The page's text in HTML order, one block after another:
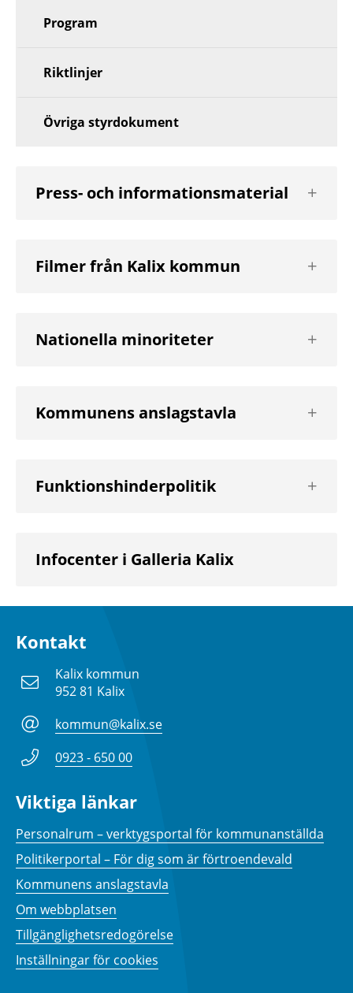
Program
Riktlinjer
Övriga styrdokument
Press- och informationsmaterial
nästa
Filmer från Kalix kommun
nästa
Nationella minoriteter
nästa
Kommunens anslagstavla
nästa
Funktionshinderpolitik
nästa
Infocenter i Galleria Kalix
Kontakt
Kalix kommun
952 81 Kalix
kommun@kalix.se
0923 - 650 00
Viktiga länkar
Personalrum – verktygsportal för kommunanställda
Politikerportal – För dig som är förtroendevald
Kommunens anslagstavla
Om webbplatsen
Tillgänglighetsredogörelse
Inställningar för cookies